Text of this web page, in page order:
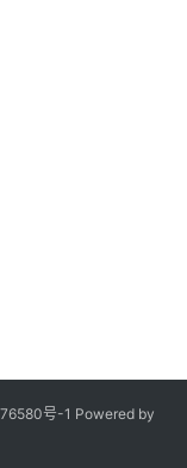
号-1 Powered by